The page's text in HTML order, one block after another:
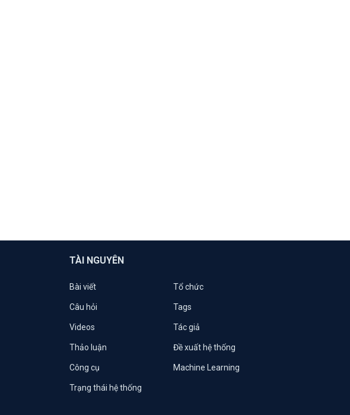
TÀI NGUYÊN
Bài viết Tổ chức
Câu hỏi Tags
Videos Tác giả
Thảo luận Đề xuất hệ thống
Công cụ Machine Learning
Trạng thái hệ thống